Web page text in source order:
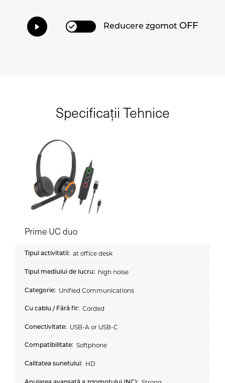
Reducere zgomot OFF
Specificații Tehnice
Prime UC duo
at office desk
high noise
Unified Communications
Corded
USB-A or USB-C
Softphone
HD